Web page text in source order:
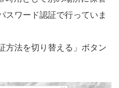
スワード認証で行っていま
方法を切り替える」ボタン